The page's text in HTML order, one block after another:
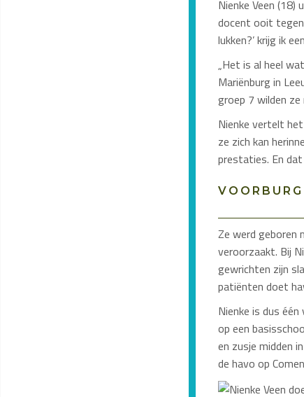
Nienke Veen (18)
docent ooit tegen
lukken?’ krijg ik
„Het is al heel
Mariënburg in
groep 7 wilden
Nienke vertelt
ze zich kan
prestaties. En
VOORBURG
Ze werd geboren
veroorzaakt. Bij
gewrichten zijn
patiënten doet
Nienke is dus
op een
en zusje midden
de havo op